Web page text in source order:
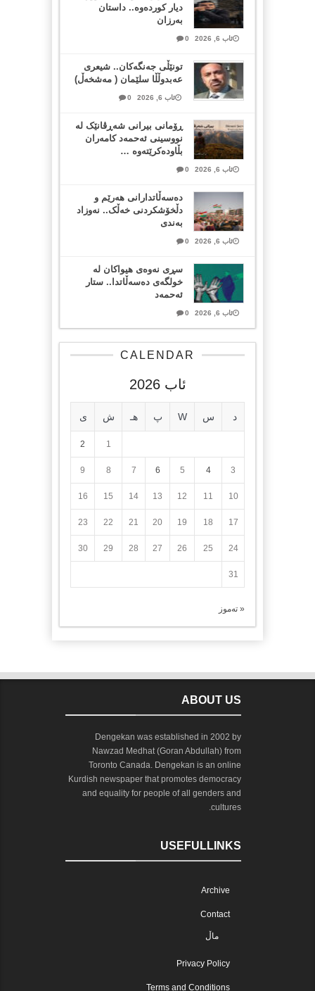
دیار کوردەوە.. داستان
بەرزان
ئاب 6, 2026 0
تونێڵی جەنگەکان.. شیعری
عەبدوڵڵا سلێمان ( مەشخەڵ)
ئاب 6, 2026 0
ڕۆمانی بیرانی شەڕڤانێک لە
نووسینی ئەحمەد کامەران
بڵاودەکرێتەوە …
ئاب 6, 2026 0
دەسەڵاتدارانی هەرێم و
دڵخۆشکردنی خەڵک.. نەوزاد
بەندی
ئاب 6, 2026 0
سڕی نەوەی هیواکان لە
خولگەی دەسەڵاتدا.. ستار
ئەحمەد
ئاب 6, 2026 0
CALENDAR
ئاب 2026
د س W پ هـ ش ی
1
2
3
4
5
6
7
8
9
10
11
12
13
14
15
16
17
18
19
20
21
22
23
24
25
26
27
28
29
30
31
« تەموز
ABOUT US
Dengekan was established in 2002 by
Nawzad Medhat (Goran Abdullah) from
Toronto Canada. Dengekan is an online
Kurdish newspaper that promotes democracy
and equality for people of all genders and
cultures.
USEFULLINKS
Archive
Contact
ماڵ
Privacy Policy
Terms and Conditions